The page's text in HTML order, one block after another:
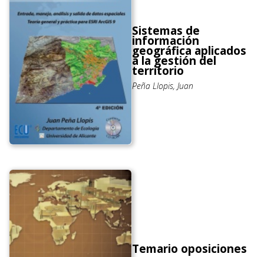
Sistemas de
información
geográfica aplicados
a la gestión del
territorio
Peña Llopis, Juan
Temario oposiciones